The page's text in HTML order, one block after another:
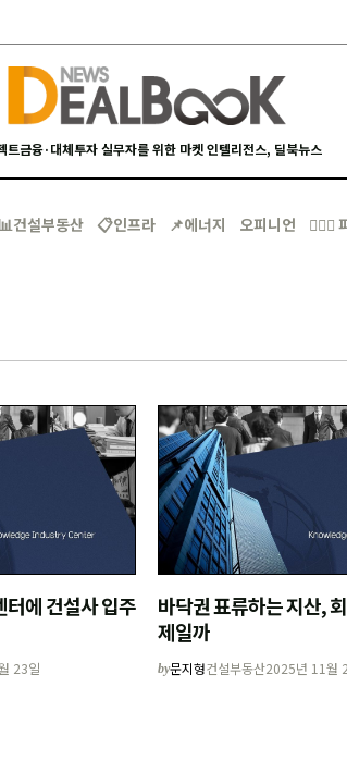
트금융·대체투자 실무자를 위한 마켓 인텔리전스, 딜북뉴스
📊건설부동산 📋인프라 📌에너지 오피니언 🙋🏻‍♂️
에 건설사 입주
23일
바닥권 표류하는 지산,
제일까
by문지형건설부동산2025년 11월